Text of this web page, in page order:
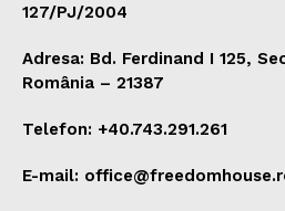
127/PJ/2004
Adresa: Bd. Ferdinand I 125,
România – 21387
Telefon: +40.743.291.261
E-mail: